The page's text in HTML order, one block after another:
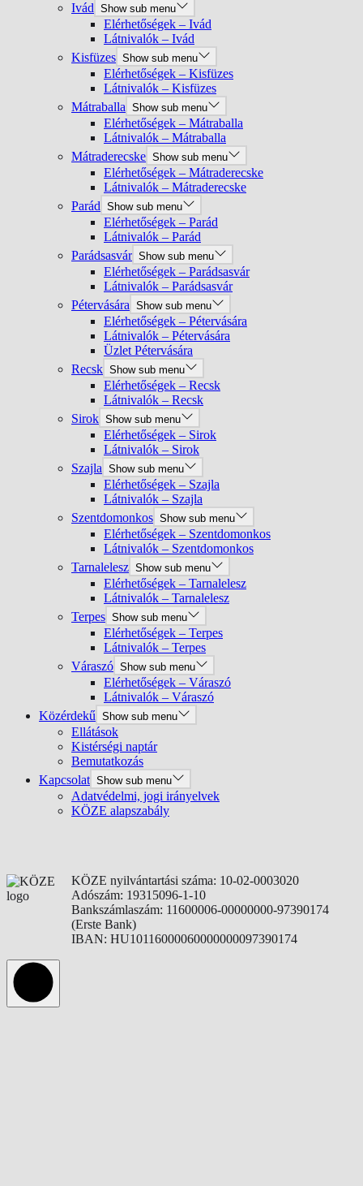
Ivád Show sub menu
Elérhetőségek – Ivád
Látnivalók – Ivád
Kisfüzes Show sub menu
Elérhetőségek – Kisfüzes
Látnivalók – Kisfüzes
Mátraballa Show sub menu
Elérhetőségek – Mátraballa
Látnivalók – Mátraballa
Mátraderecske Show sub menu
Elérhetőségek – Mátraderecske
Látnivalók – Mátraderecske
Parád Show sub menu
Elérhetőségek – Parád
Látnivalók – Parád
Parádsasvár Show sub menu
Elérhetőségek – Parádsasvár
Látnivalók – Parádsasvár
Pétervására Show sub menu
Elérhetőségek – Pétervására
Látnivalók – Pétervására
Üzlet Pétervására
Recsk Show sub menu
Elérhetőségek – Recsk
Látnivalók – Recsk
Sirok Show sub menu
Elérhetőségek – Sirok
Látnivalók – Sirok
Szajla Show sub menu
Elérhetőségek – Szajla
Látnivalók – Szajla
Szentdomonkos Show sub menu
Elérhetőségek – Szentdomonkos
Látnivalók – Szentdomonkos
Tarnalelesz Show sub menu
Elérhetőségek – Tarnalelesz
Látnivalók – Tarnalelesz
Terpes Show sub menu
Elérhetőségek – Terpes
Látnivalók – Terpes
Váraszó Show sub menu
Elérhetőségek – Váraszó
Látnivalók – Váraszó
Közérdekű Show sub menu
Ellátások
Kistérségi naptár
Bemutatkozás
Kapcsolat Show sub menu
Adatvédelmi, jogi irányelvek
KÖZE alapszabály
KÖZE nyilvántartási száma: 10-02-0003020
Adószám: 19315096-1-10
Bankszámlaszám: 11600006-00000000-97390174
(Erste Bank)
IBAN: HU10116000060000000097390174